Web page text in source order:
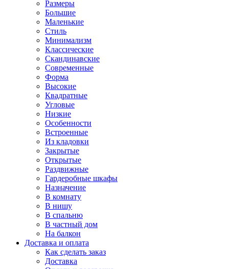
Размеры
Большие
Маленькие
Стиль
Минимализм
Классические
Скандинавские
Современные
Форма
Высокие
Квадратные
Угловые
Низкие
Особенности
Встроенные
Из кладовки
Закрытые
Открытые
Раздвижные
Гардеробные шкафы
Назначение
В комнату
В нишу
В спальню
В частный дом
На балкон
Доставка и оплата
Как сделать заказ
Доставка